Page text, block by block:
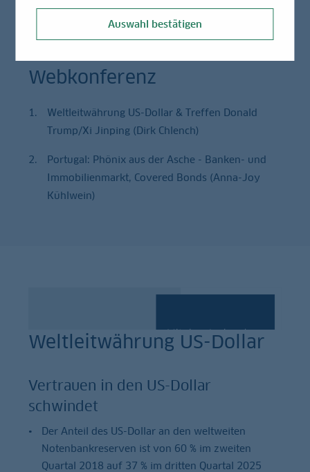
Webkonferenz
Weltleitwährung US-Dollar & Treffen Donald
Trump/Xi Jinping (Dirk Chlench)
Portugal: Phönix aus der Asche - Banken- und
Immobilienmarkt, Covered Bonds (Anna-Joy
Kühlwein)
Weltleitwährung US-Dollar
Vertrauen in den US-Dollar
schwindet
Der Anteil des US-Dollar an den weltweiten
Notenbankreserven ist von 60 % im zweiten
Quartal 2018 auf 37 % im dritten Quartal 2025
Auswahl bestätigen